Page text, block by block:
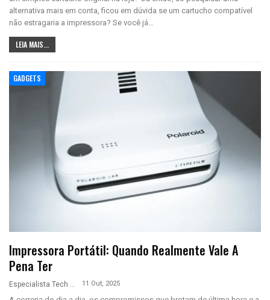
alternativa mais em conta, ficou em dúvida se um cartucho compatível
não estragaria a impressora? Se você já…
LEIA MAIS...
GADGETS
Impressora Portátil: Quando Realmente Vale A
Pena Ter
Especialista Tech 11 Out, 2025